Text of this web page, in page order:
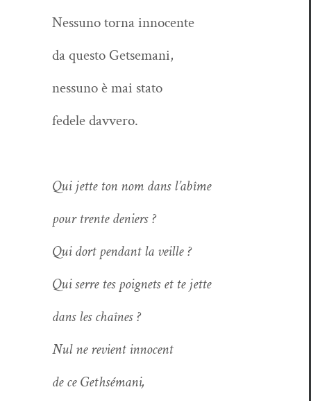
Nes­suno tor­na innocente
da questo Getsemani,
nes­suno è mai stato
fedele davvero.
Qui jette ton nom dans l’abîme
pour trente deniers ?
Qui dort pen­dant la veille ?
Qui serre tes poignets et te jette
dans les chaînes ?
Nul ne revient innocent
de ce Gethsémani,